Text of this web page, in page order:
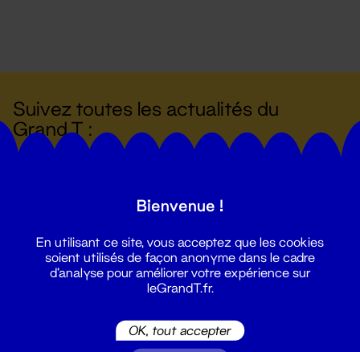
Suivez toutes les actualités du
Grand T :
Bienvenue !
En utilisant ce site, vous acceptez que les cookies
soient utilisés de façon anonyme dans le cadre
d'analyse pour améliorer votre expérience sur
leGrandT.fr.
OK, tout accepter